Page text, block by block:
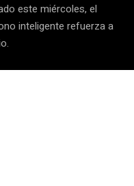
este miércoles, el
inteligente refuerza a